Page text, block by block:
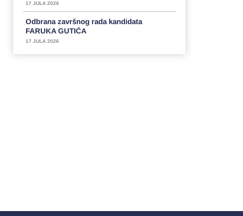
17 JULA 2026
Odbrana završnog rada kandidata
FARUKA GUTIĆA
17 JULA 2026